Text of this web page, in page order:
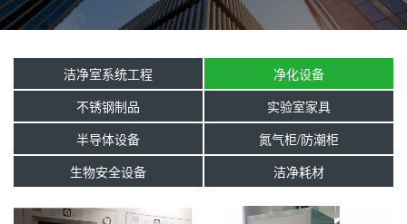
洁净室系统工程
净化设备
不锈钢制品
实验室家具
半导体设备
氮气柜/防潮柜
生物安全设备
洁净耗材